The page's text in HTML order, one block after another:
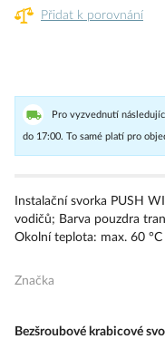
Přidat k porovnání
Pro vyzvednutí
do 17:00. To samé platí pro
Instalační svorka PUSH
vodičů; Barva pouzdra
Okolní teplota: max. 60
Značka
Bezšroubové krabicové